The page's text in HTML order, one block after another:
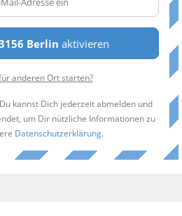
Berlin aktivieren
anderen Ort starten?
kannst Dich jederzeit abmelden und
um Dir nützliche Informationen zu
Datenschutzerklärung.